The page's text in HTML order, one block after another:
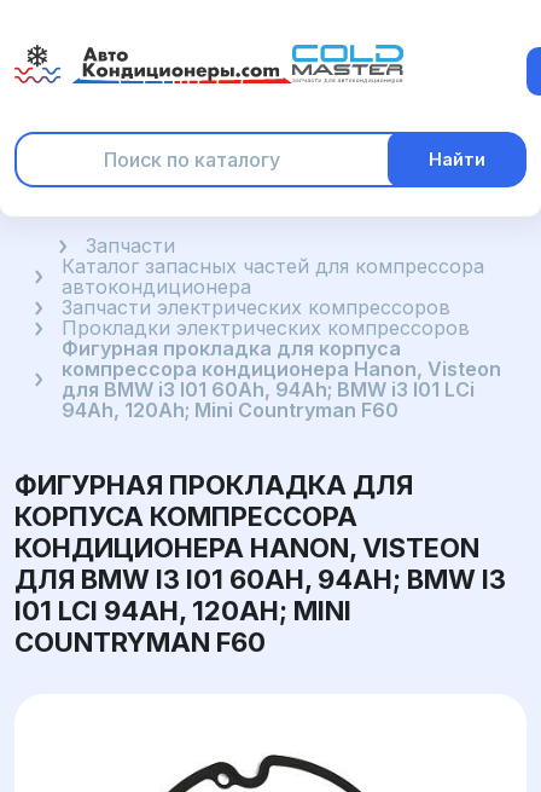
Найти
ГлавнаяЗапчасти
Каталог запасных частей для компрессора
автокондиционера
Запчасти электрических компрессоров
Прокладки электрических компрессоров
Фигурная прокладка для корпуса
компрессора кондиционера Hanon, Visteon
для BMW i3 I01 60Ah, 94Ah; BMW i3 I01 LCi
94Ah, 120Ah; Mini Countryman F60
ФИГУРНАЯ ПРОКЛАДКА ДЛЯ
КОРПУСА КОМПРЕССОРА
КОНДИЦИОНЕРА HANON, VISTEON
ДЛЯ BMW I3 I01 60AH, 94AH; BMW I3
I01 LCI 94AH, 120AH; MINI
COUNTRYMAN F60